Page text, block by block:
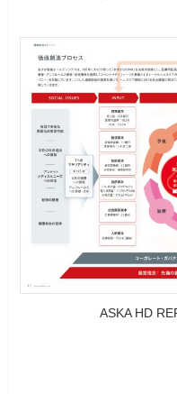
ASKA HD